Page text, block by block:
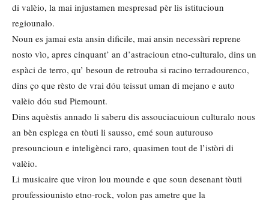
di valèio, la mai injustamen mespresad pèr lis istitucioun
regiounalo.
Noun es jamai esta ansin dificile, mai ansin necessàri reprene
nosto vìo, apres cinquant’ an d’astracioun etno-culturalo, dins un
espàci de terro, qu’ besoun de retrouba si racino terradourenco,
dins ço que rèsto de vrai dóu teissut uman di mejano e auto
valèio dóu sud Piemount.
Dins aquèstis annado li saberu dis assouciacuioun culturalo nous
an bèn esplega en tòuti li sausso, emé soun auturouso
presouncioun e inteligènci raro, quasimen tout de l’istòri di
valèio.
Li musicaire que viron lou mounde e que soun desenant tòuti
proufessiounisto etno-rock, volon pas ametre que la